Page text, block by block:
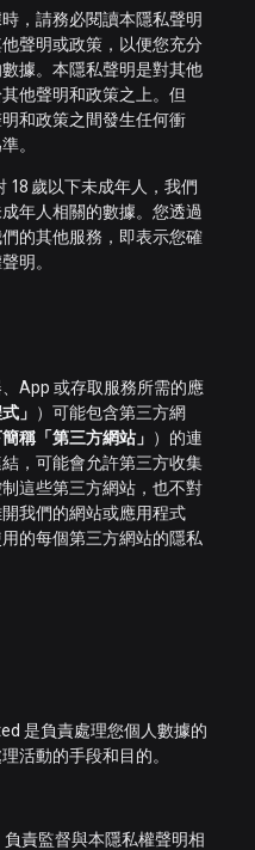
，請務必閱讀本隱私聲明
聲明或政策，以便您充分
據。本隱私聲明是對其他
他聲明和政策之上。但
和政策之間發生任何衝
。
18 歲以下未成年人，我們
年人相關的數據。您透過
的其他服務，即表示您確
明。
App 或存取服務所需的應
」 ）可能包含第三方網
簡稱「第三方網站」 ）的連
，可能會允許第三方收集
這些第三方網站，也不對
我們的網站或應用程式
的每個第三方網站的隱私
是負責處理您個人數據的
活動的手段和目的。
負責監督與本隱私權聲明相